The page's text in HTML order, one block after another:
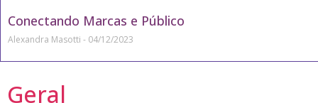
Conectando Marcas e Público
Alexandra Masotti 04/12/2023
Geral